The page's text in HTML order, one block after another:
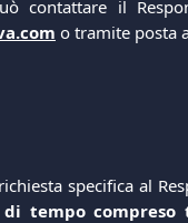
contattare il
o tramite posta
specifica al
tempo